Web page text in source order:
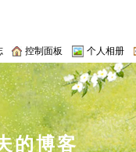
控制面板 个人相册
的博客